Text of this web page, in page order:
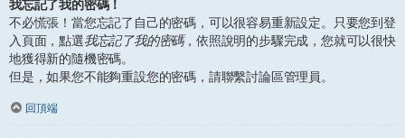
我忘記了我的密碼！
不必慌張！當您忘記了自己的密碼，可以很容易重新設定。只要您到登
入頁面，點選我忘記了我的密碼，依照說明的步驟完成，您就可以很快
地獲得新的隨機密碼。
但是，如果您不能夠重設您的密碼，請聯繫討論區管理員。
回頂端